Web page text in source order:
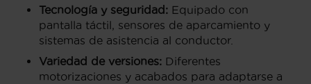
Tecnología y seguridad: Equipado con
pantalla táctil, sensores de aparcamiento y
sistemas de asistencia al conductor.
Variedad de versiones: Diferentes
motorizaciones y acabados para adaptarse a